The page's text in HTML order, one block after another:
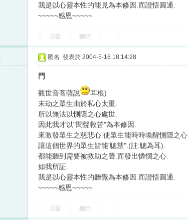
我是以心靈本性的能見為本修因.而證悟圓通.
~~~~~感恩~~~~~
回覆 刪除
匿名 發表於 2004-5-16 18:14:28
門
觀世音菩薩說
耳根)
末劫之眾生由於私心太重.
所以無法以惻隱之心處世.
因此我才以"聞聲救苦"為本修因.
來激發眾生之慈悲心.使眾生能時時喚醒惻隱之心.
讓這個世界的眾生皆能'聰慧".(註:聰為耳).
都能聽到需要被救助之聲.而發出憐憫之心.
如我所証.
我是以心靈本性的聽覺為本修因.而證悟圓通.
~~~~~感恩~~~~~
回覆 刪除